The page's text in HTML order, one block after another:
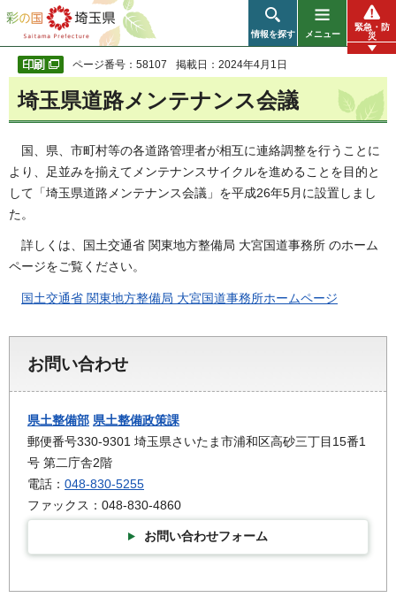
彩の国 埼玉県
情報を探す メニュー
緊急・防
災
ページ番号：58107 掲載日：2024年4月1日
埼玉県道路メンテナンス会議
国、県、市町村等の各道路管理者が相互に連絡調整を行うことに
より、足並みを揃えてメンテナンスサイクルを進めることを目的と
して「埼玉県道路メンテナンス会議」を平成26年5月に設置しまし
た。
詳しくは、国土交通省 関東地方整備局 大宮国道事務所 のホーム
ページをご覧ください。
国土交通省 関東地方整備局 大宮国道事務所ホームページ
お問い合わせ
県土整備部 県土整備政策課
郵便番号330-9301 埼玉県さいたま市浦和区高砂三丁目15番1
号 第二庁舎2階
電話： 048-830-5255
ファックス：048-830-4860
お問い合わせフォーム